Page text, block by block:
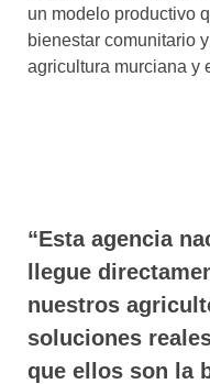
un modelo productivo
bienestar comunitario
agricultura murciana y
“Esta agencia
llegue
nuestros
soluciones
que ellos son la